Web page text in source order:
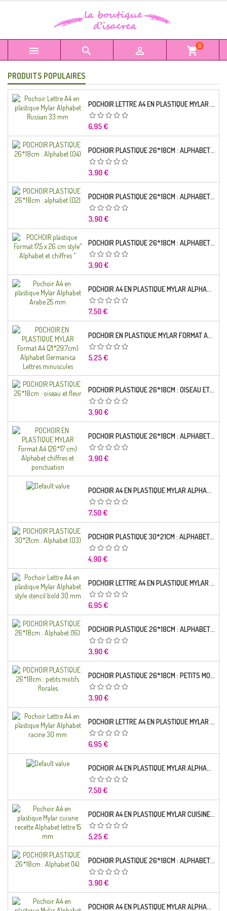
   shopping_cart0
PRODUITS POPULAIRES
POCHOIR LETTRE A4 EN PLASTIQUE MYLAR ALPHABET RUSSIAN 33 MM
Prix
6,95 €
POCHOIR PLASTIQUE 26*18CM : ALPHABET (04)
Prix
3,90 €
POCHOIR PLASTIQUE 26*18CM : ALPHABET (02)
Prix
3,90 €
POCHOIR PLASTIQUE 26*18CM : ALPHABET (01)
Prix
3,90 €
POCHOIR A4 EN PLASTIQUE MYLAR ALPHABET ARABE 25 MM
Prix
7,50 €
POCHOIR EN PLASTIQUE MYLAR FORMAT A4 (21*29.7CM) ALPHABET GERMANICA LETTRES MINUSCULES
Prix
5,25 €
POCHOIR PLASTIQUE 26*18CM : OISEAU ET FLEUR
Prix
3,90 €
POCHOIR PLASTIQUE 26*18CM : ALPHABET (03)
Prix
3,90 €
POCHOIR A4 EN PLASTIQUE MYLAR ALPHABET LETTRE TYPO CHARLEMAGNE 28 MM
Prix
7,50 €
POCHOIR PLASTIQUE 30*21CM : ALPHABET (03)
Prix
4,90 €
POCHOIR LETTRE A4 EN PLASTIQUE MYLAR ALPHABET STYLE STENCIL BOLD 30 MM
Prix
6,95 €
POCHOIR PLASTIQUE 26*18CM : ALPHABET (16)
Prix
3,90 €
POCHOIR PLASTIQUE 26*18CM : PETITS MOTIFS FLORALES
Prix
3,90 €
POCHOIR LETTRE A4 EN PLASTIQUE MYLAR ALPHABET RACINE 30 MM
Prix
6,95 €
POCHOIR A4 EN PLASTIQUE MYLAR ALPHABET LETTRE TYPO SEGOE 25 MM
Prix
7,50 €
POCHOIR A4 EN PLASTIQUE MYLAR CUISINE RECETTE ALPHABET LETTRE 15 MM
Prix
5,25 €
POCHOIR PLASTIQUE 26*18CM : ALPHABET (14)
Prix
3,90 €
POCHOIR A4 EN PLASTIQUE MYLAR ALPHABET LETTRE TYPO CHARLEMAGNE